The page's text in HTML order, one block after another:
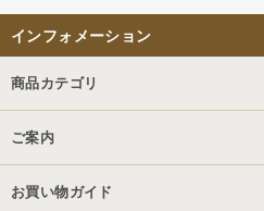
インフォメーション
商品カテゴリ
ご案内
お買い物ガイド